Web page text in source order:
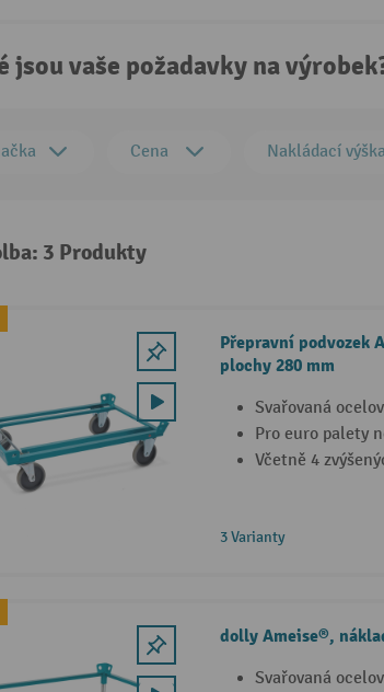
jsou vaše požadavky na
Cena Nakládací výška
3 Produkty
Přepravní podvozek
plochy 280 mm
Svařovaná
Pro euro palety
Včetně 4
3 Varianty
dolly Ameise®,
Svařovaná